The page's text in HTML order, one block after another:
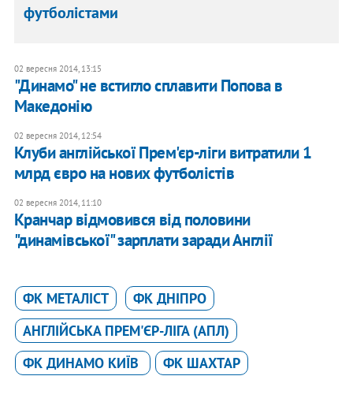
футболістами
02 вересня 2014, 13:15
"Динамо" не встигло сплавити Попова в
Македонію
02 вересня 2014, 12:54
Клуби англійської Прем'єр-ліги витратили 1
млрд євро на нових футболістів
02 вересня 2014, 11:10
Кранчар відмовився від половини
"динамівської" зарплати заради Англії
ФК МЕТАЛІСТ
ФК ДНІПРО
АНГЛІЙСЬКА ПРЕМ'ЄР-ЛІГА (АПЛ)
ФК ДИНАМО КИЇВ
ФК ШАХТАР